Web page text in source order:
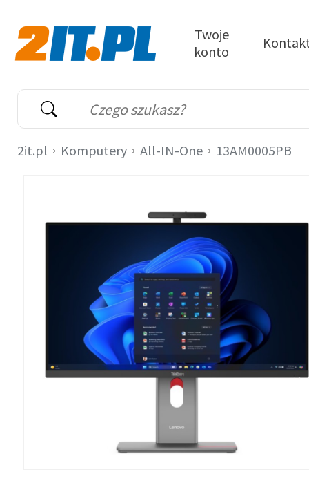
Wyszukiwarka
Słowo kluczowe
Twoje
konto
2it.pl Komputery All-IN-One 13AM0005PB